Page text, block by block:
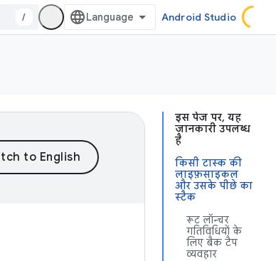
/ Android Studio
इस पेज पर, यह
जानकारी उपलब्ध
है
किसी टास्क की
लाइफ़साइकल
और उसके पीछे का
स्टैक
रूट लॉन्चर
गतिविधियों के
लिए बैक टैप
व्यवहार